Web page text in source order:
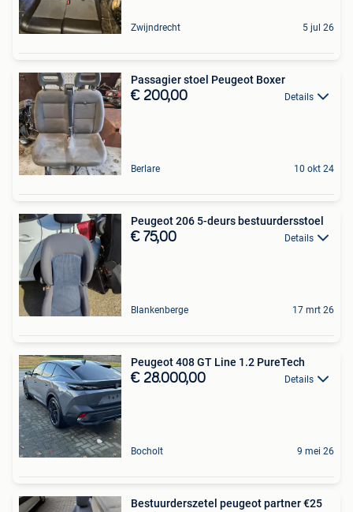
Zwijndrecht 5 jul 26
Passagier stoel Peugeot Boxer
€ 200,00 Details
Berlare 10 okt 24
Peugeot 206 5-deurs bestuurdersstoel
€ 75,00 Details
Blankenberge 17 mrt 26
Peugeot 408 GT Line 1.2 PureTech
€ 28.000,00 Details
Bocholt 9 mei 26
Bestuurderszetel peugeot partner €25